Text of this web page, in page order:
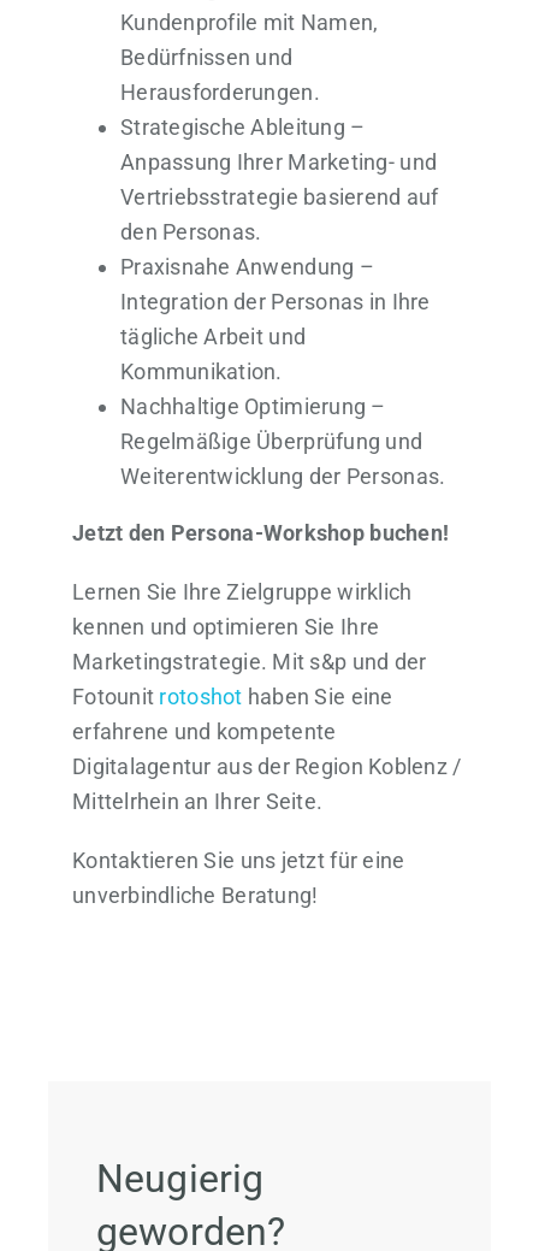
Kundenprofile mit Namen,
Bedürfnissen und
Herausforderungen.
Strategische Ableitung –
Anpassung Ihrer Marketing- und
Vertriebsstrategie basierend auf
den Personas.
Praxisnahe Anwendung –
Integration der Personas in Ihre
tägliche Arbeit und
Kommunikation.
Nachhaltige Optimierung –
Regelmäßige Überprüfung und
Weiterentwicklung der Personas.
Jetzt den Persona-Workshop buchen!
Lernen Sie Ihre Zielgruppe wirklich
kennen und optimieren Sie Ihre
Marketingstrategie. Mit s&p und der
Fotounit rotoshot haben Sie eine
erfahrene und kompetente
Digitalagentur aus der Region Koblenz /
Mittelrhein an Ihrer Seite.
Kontaktieren Sie uns jetzt für eine
unverbindliche Beratung!
Neugierig
geworden?